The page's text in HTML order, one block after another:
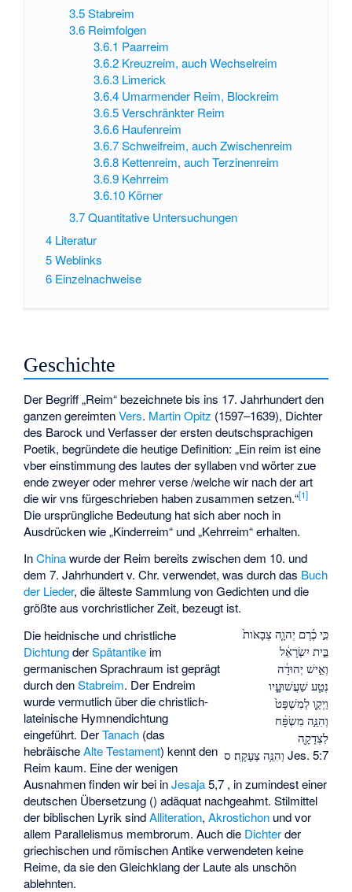
3.5 Stabreim
3.6 Reimfolgen
3.6.1 Paarreim
3.6.2 Kreuzreim, auch Wechselreim
3.6.3 Limerick
3.6.4 Umarmender Reim, Blockreim
3.6.5 Verschränkter Reim
3.6.6 Haufenreim
3.6.7 Schweifreim, auch Zwischenreim
3.6.8 Kettenreim, auch Terzinenreim
3.6.9 Kehrreim
3.6.10 Körner
3.7 Quantitative Untersuchungen
4 Literatur
5Weblinks
6 Einzelnachweise
Geschichte
Der Begriff „Reim“ bezeichnete bis ins 17. Jahrhundert den
ganzen gereimtenVers. Martin Opitz (1597–1639), Dichter
des Barock und Verfasser der ersten deutschsprachigen
Poetik, begründete die heutige Definition: „Ein reim ist eine
vber einstimmung des lautes der syllaben vnd wörter zue
ende zweyer oder mehrer verse /welche wir nach der art
die wir vns fürgeschrieben haben zusammen setzen.“[1]
Die ursprüngliche Bedeutung hat sich aber noch in
Ausdrücken wie „Kinderreim“ und „Kehrreim“ erhalten.
InChinawurde der Reim bereits zwischen dem 10. und
dem 7. Jahrhundert v. Chr. verwendet, was durch das Buch
der Lieder, die älteste Sammlung von Gedichten und die
größte aus vorchristlicher Zeit, bezeugt ist.
כִּ֣י כֶ֜רֶם יְהוָ֤ה צְבָאֹות֙
בֵּ֣ית יִשְׂרָאֵ֔ל
וְאִ֣ישׁ יְהוּדָ֔ה
נְטַ֖ע שַׁעֲשׁוּעָ֑יו
וַיְקַ֤ו לְמִשְׁפָּט֙
וְהִנֵּ֣ה מִשְׂפָּ֔ח
לִצְדָקָ֖ה
וְהִנֵּ֥ה צְעָקָֽה׃ ס Jes. 5:7
Die heidnische und christliche
DichtungderSpätantike im
germanischen Sprachraum ist geprägt
durch denStabreim. Der Endreim
wurde vermutlich über die christlich-
lateinische Hymnendichtung
eingeführt. DerTanach (das
hebräischeAlte Testament) kennt den
Reim kaum. Eine der wenigen
Ausnahmen finden wir bei inJesaja5,7 , in zumindest einer
deutschen Übersetzung () adäquat nachgeahmt. Stilmittel
der biblischen Lyrik sindAlliteration,Akrostichon und vor
allem Parallelismus membrorum. Auch die Dichterder
griechischen und römischen Antike verwendeten keine
Reime, da sie den Gleichklang der Laute als unschön
ablehnten.